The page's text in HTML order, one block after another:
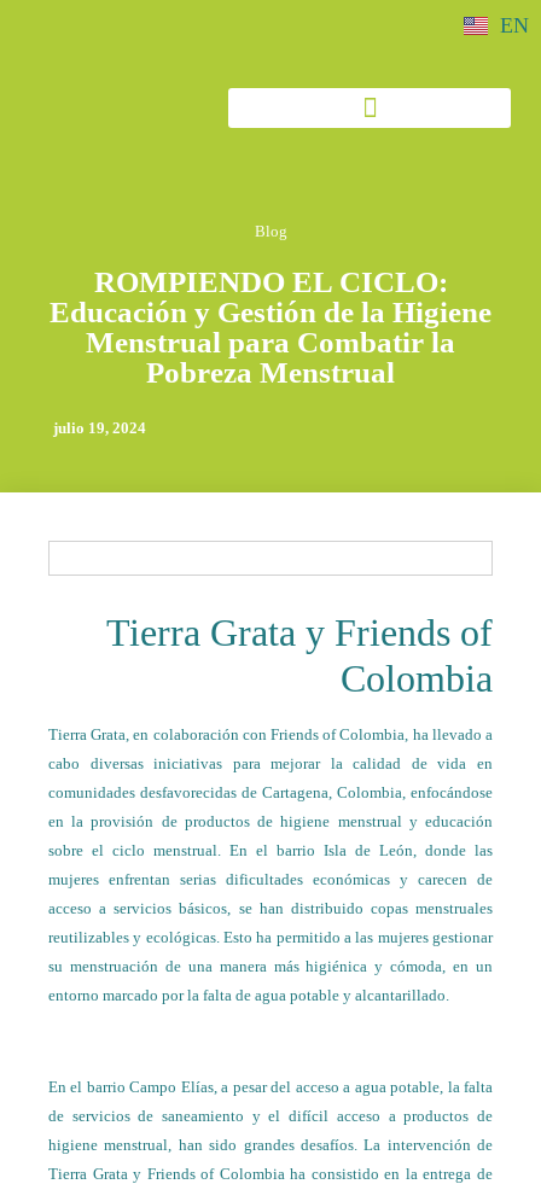
EN
Blog
ROMPIENDO EL CICLO:
Educación y Gestión de la Higiene
Menstrual para Combatir la
Pobreza Menstrual
julio 19, 2024
Tierra Grata y Friends of
Colombia
Tierra Grata, en colaboración con Friends of Colombia, ha llevado a
cabo diversas iniciativas para mejorar la calidad de vida en
comunidades desfavorecidas de Cartagena, Colombia, enfocándose
en la provisión de productos de higiene menstrual y educación
sobre el ciclo menstrual. En el barrio Isla de León, donde las
mujeres enfrentan serias dificultades económicas y carecen de
acceso a servicios básicos, se han distribuido copas menstruales
reutilizables y ecológicas. Esto ha permitido a las mujeres gestionar
su menstruación de una manera más higiénica y cómoda, en un
entorno marcado por la falta de agua potable y alcantarillado.
En el barrio Campo Elías, a pesar del acceso a agua potable, la falta
de servicios de saneamiento y el difícil acceso a productos de
higiene menstrual, han sido grandes desafíos. La intervención de
Tierra Grata y Friends of Colombia ha consistido en la entrega de